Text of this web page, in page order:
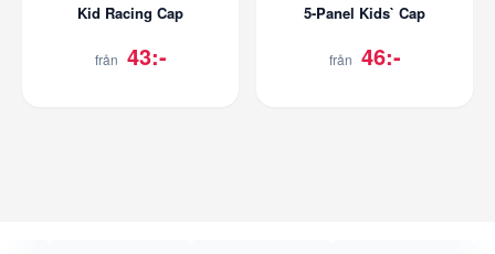
Kid Racing Cap
från 43:-
5-Panel Kids` Cap
från 46:-